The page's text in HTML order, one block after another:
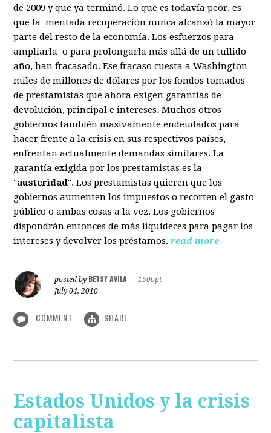
de 2009 y que ya terminó. Lo que es todavía peor, es
que la mentada recuperación nunca alcanzó la mayor
parte del resto de la economía. Los esfuerzos para
ampliarla o para prolongarla más allá de un tullido
año, han fracasado. Ese fracaso cuesta a Washington
miles de millones de dólares por los fondos tomados
de prestamistas que ahora exigen garantías de
devolución, principal e intereses. Muchos otros
gobiernos también masivamente endeudados para
hacer frente a la crisis en sus respectivos países,
enfrentan actualmente demandas similares. La
garantía exigida por los prestamistas es la
"austeridad". Los prestamistas quieren que los
gobiernos aumenten los impuestos o recorten el gasto
público o ambas cosas a la vez. Los gobiernos
dispondrán entonces de más liquideces para pagar los
intereses y devolver los préstamos. read more
posted by BETSY AVILA
1500pt
July 04, 2010
COMMENT SHARE
Estados Unidos y la crisis
capitalista